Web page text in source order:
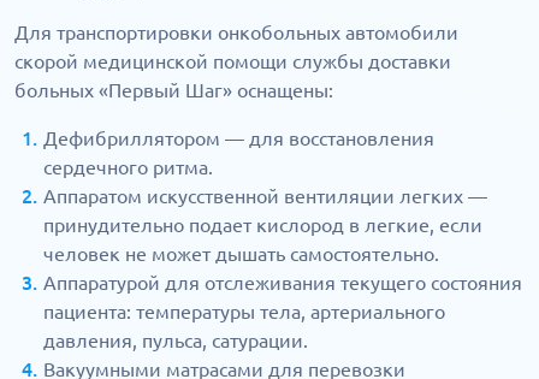
Для транспортировки онкобольных автомобили
скорой медицинской помощи службы доставки
больных «Первый Шаг» оснащены:
Дефибриллятором — для восстановления
сердечного ритма.
Аппаратом искусственной вентиляции легких —
принудительно подает кислород в легкие, если
человек не может дышать самостоятельно.
Аппаратурой для отслеживания текущего состояния
пациента: температуры тела, артериального
давления, пульса, сатурации.
Вакуумными матрасами для перевозки